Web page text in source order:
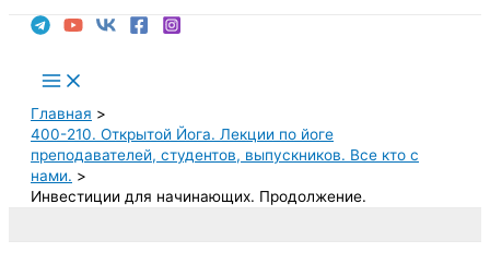
Main
Menu
Главная
400-210. Открытой Йога. Лекции по йоге
преподавателей, студентов, выпускников. Все кто с
нами.
Инвестиции для начинающих. Продолжение.